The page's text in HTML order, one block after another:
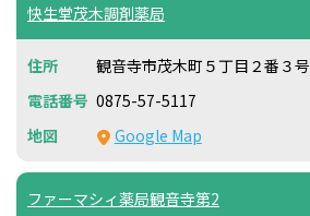
快生堂茂木調剤薬局
観音寺市茂木町５丁目２番３号
0875-57-5117
Google Map
ファーマシィ薬局観音寺第2